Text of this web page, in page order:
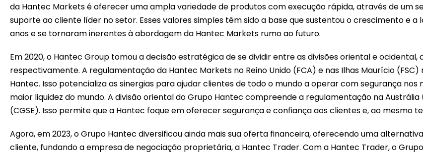
da Hantec Markets é oferecer uma ampla variedade de produtos com execução rápida, através de um
suporte ao cliente líder no setor. Esses valores simples têm sido a base que sustentou o crescimento e a
anos e se tornaram inerentes à abordagem da Hantec Markets rumo ao futuro.
Em 2020, o Hantec Group tomou a decisão estratégica de se dividir entre as divisões oriental e ocidental,
respectivamente. A regulamentação da Hantec Markets no Reino Unido (FCA) e nas Ilhas Maurício
Hantec. Isso potencializa as sinergias para ajudar clientes de todo o mundo a operar com segurança
maior liquidez do mundo. A divisão oriental do Grupo Hantec compreende a regulamentação na Austrália
(CGSE). Isso permite que a Hantec foque em oferecer segurança e confiança aos clientes e, ao mesmo
Agora, em 2023, o Grupo Hantec diversificou ainda mais sua oferta financeira, oferecendo uma
cliente, fundando a empresa de negociação proprietária, a Hantec Trader. Com a Hantec Trader, o